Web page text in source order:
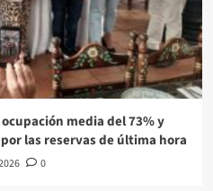
media del 73% y
las reservas de última hora
0